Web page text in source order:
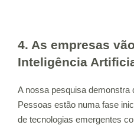
4. As empresas
Inteligência
A nossa pesquisa demonstra
Pessoas estão numa fase
de tecnologias emergentes